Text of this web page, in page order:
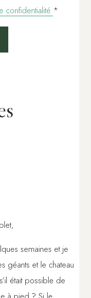
confidentialité *
semaines et je
géants et le chateau
était possible de